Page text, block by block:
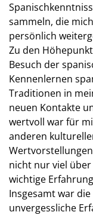
sammeln, die
persönlich
Zu den
Besuch der
Kennenlernen
Traditionen in
neuen Kontakte
wertvoll war für
anderen
nicht nur viel
wichtige
Insgesamt war
unvergessliche